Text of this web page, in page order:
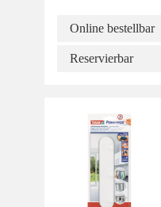
Online bestellbar
Reservierbar